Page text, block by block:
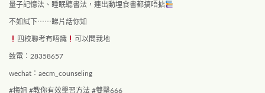
量子記憶法、睡眠聽書法，連出動埋食書都搞唔掂
不如試下⋯⋯睇片話你知
四校聯考有唔識 可以問我地
致電：28358657
wechat：aecm_counseling
#梅姐 #教你有效學習方法 #雙擊666